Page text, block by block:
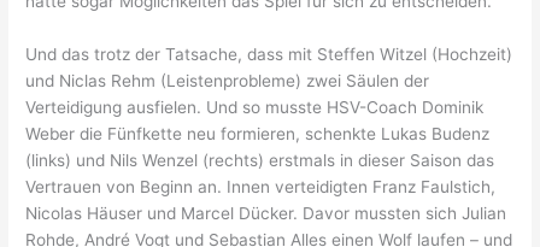
Und das trotz der Tatsache, dass mit Steffen Witzel (Hochzeit)
und Niclas Rehm (Leistenprobleme) zwei Säulen der
Verteidigung ausfielen. Und so musste HSV-Coach Dominik
Weber die Fünfkette neu formieren, schenkte Lukas Budenz
(links) und Nils Wenzel (rechts) erstmals in dieser Saison das
Vertrauen von Beginn an. Innen verteidigten Franz Faulstich,
Nicolas Häuser und Marcel Dücker. Davor mussten sich Julian
Rohde, André Vogt und Sebastian Alles einen Wolf laufen – und